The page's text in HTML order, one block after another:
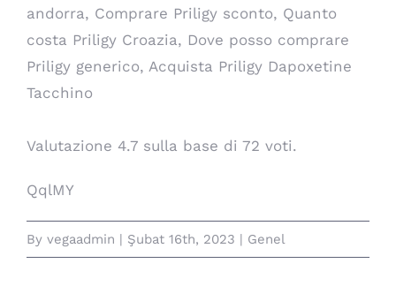
andorra, Comprare Priligy sconto, Quanto
costa Priligy Croazia, Dove posso comprare
Priligy generico, Acquista Priligy Dapoxetine
Tacchino
Valutazione 4.7 sulla base di 72 voti.
QqlMY
By vegaadmin | Şubat 16th, 2023 | Genel